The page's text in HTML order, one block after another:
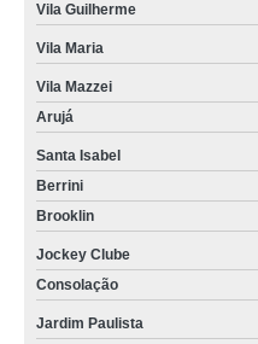
Vila Guilherme
Vila Maria
Vila Mazzei
Arujá
Santa Isabel
Berrini
Brooklin
Jockey Clube
Consolação
Jardim Paulista